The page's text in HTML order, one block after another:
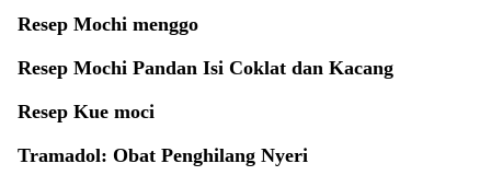
Resep Mochi menggo
Resep Mochi Pandan Isi Coklat dan Kacang
Resep Kue moci
Tramadol: Obat Penghilang Nyeri